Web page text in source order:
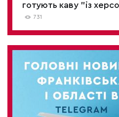
готують каву "із
731